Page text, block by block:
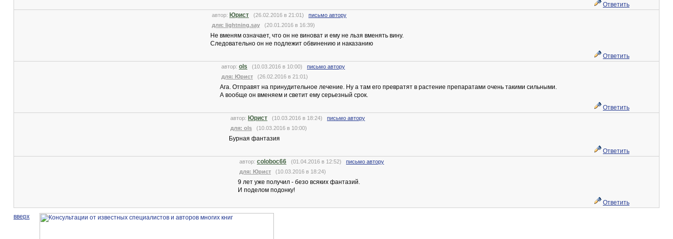
Ответить
автор: Юрист (26.02.2016 в 21:01) письмо автору
для: lightning.say (20.01.2016 в 16:39)
Не вменям означает, что он не виноват и ему не льзя вменять вину.
Следовательно он не подлежит обвинению и наказанию
Ответить
автор: ols (10.03.2016 в 10:00) письмо автору
для: Юрист (26.02.2016 в 21:01)
Ага. Отправят на принудительное лечение. Ну а там его превратят в растение препаратами очень такими сильными.
А вообще он вменяем и светит ему серьезный срок.
Ответить
автор: Юрист (10.03.2016 в 18:24) письмо автору
для: ols (10.03.2016 в 10:00)
Бурная фантазия
Ответить
автор: coloboc66 (01.04.2016 в 12:52) письмо автору
для: Юрист (10.03.2016 в 18:24)
9 лет уже получил - безо всяких фантазий.
И поделом подонку!
Ответить
вверх